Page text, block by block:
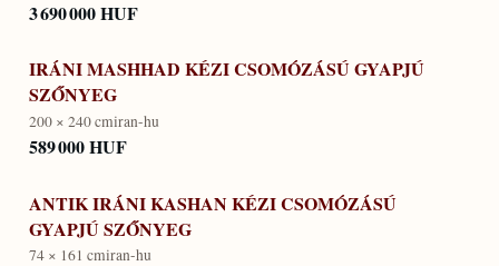
3 690 000 HUF
IRÁNI MASHHAD KÉZI CSOMÓZÁSÚ GYAPJÚ
SZŐNYEG
200 × 240 cmiran-hu
589 000 HUF
ANTIK IRÁNI KASHAN KÉZI CSOMÓZÁSÚ
GYAPJÚ SZŐNYEG
74 × 161 cmiran-hu